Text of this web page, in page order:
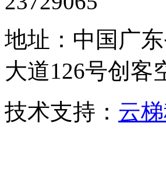
地址：中国广
大道126号创客
技术支持： 云